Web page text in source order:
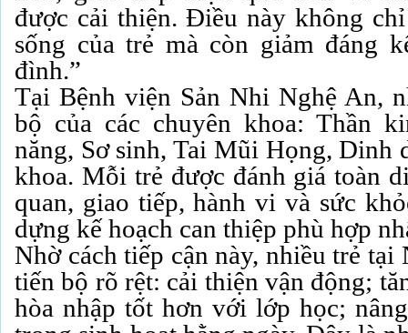
được cải thiện. Điều này không
sống của trẻ mà còn giảm đáng
đình.”
Tại Bệnh viện Sản Nhi Nghệ An,
bộ của các chuyên khoa: Thần
năng, Sơ sinh, Tai Mũi Họng, Dinh
khoa. Mỗi trẻ được đánh giá toàn
quan, giao tiếp, hành vi và sức
dựng kế hoạch can thiệp phù hợp
Nhờ cách tiếp cận này, nhiều trẻ tại
tiến bộ rõ rệt: cải thiện vận động;
hòa nhập tốt hơn với lớp học;